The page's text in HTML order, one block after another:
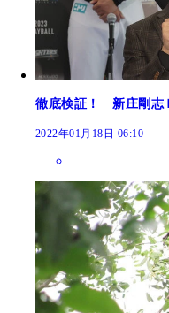
徹底検証！ 新庄剛志
2022年01月18日 06:10